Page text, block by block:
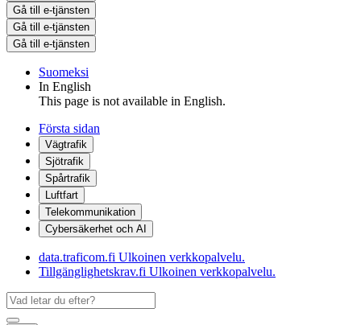
Gå till e-tjänsten
Gå till e-tjänsten
Gå till e-tjänsten
Suomeksi
In English
This page is not available in English.
Första sidan
Vägtrafik
Sjötrafik
Spårtrafik
Luftfart
Telekommunikation
Cybersäkerhet och AI
data.traficom.fi Ulkoinen verkkopalvelu.
Tillgänglighetskrav.fi Ulkoinen verkkopalvelu.